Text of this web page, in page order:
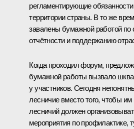
регламентирующие
территории страны. В то же
завалены бумажной работой
отчётности и поддержанию
Когда проходил форум,
бумажной работы вызвало
у участников. Сегодня
лесничие вместо того, чтобы
лесничий должен
мероприятия по профилактике,